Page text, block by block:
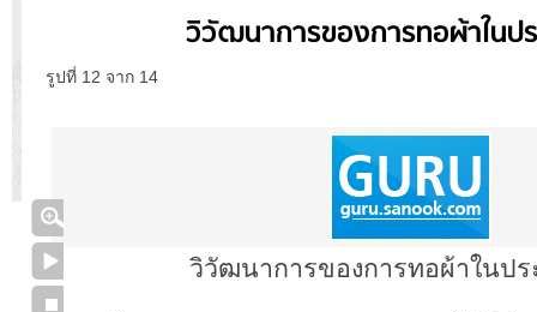
วิวัฒนาการของการทอผ้าในปร
รูปที่ 12 จาก 14
วิวัฒนาการของการทอผ้าในปร